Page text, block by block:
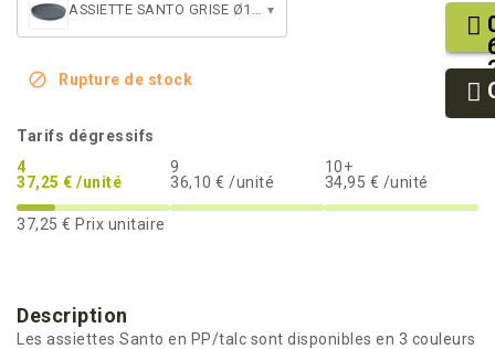
▾
 Rupture de stock
Tarifs dégressifs
4
37,25 € /unité
9
36,10 € /unité
10+
34,95 € /unité
37,25 € Prix unitaire
Description
Les assiettes Santo en PP/talc sont disponibles en 3 couleurs